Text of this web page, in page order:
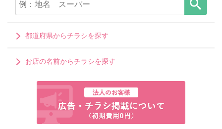
都道府県からチラシを探す
お店の名前からチラシを探す